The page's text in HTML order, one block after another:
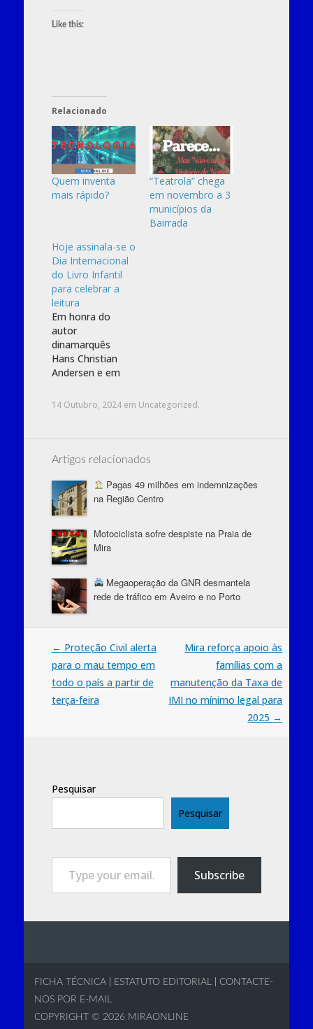
Like this:
Relacionado
Quem inventa
mais rápido?
“Teatrola” chega
em novembro a 3
municípios da
Bairrada
Hoje assinala-se o
Dia Internacional
do Livro Infantil
para celebrar a
leitura
Em honra do
autor
dinamarquês
Hans Christian
Andersen e em
importância da
Dia Internacional
ideia de que as
histórias para
crianças têm
todas algo em
comum, mesmo
que sejam
narradas em
línguas e culturas
diferentes,
domina…
14 Outubro, 2024em Uncategorized.
Artigos relacionados
Pagas 49 milhões em indemnizações
na Região Centro
Motociclista sofre despiste na Praia de
Mira
Megaoperação da GNR desmantela
rede de tráfico em Aveiro e no Porto
Post
navigation
← Proteção Civil alerta
para o mau tempo em
todo o país a partir de
terça-feira
Mira reforça apoio às
famílias com a
manutenção da Taxa de
IMI no mínimo legal para
2025 →
Pesquisar
Pesquisar
Type your email…
Subscribe
FICHA TÉCNICA| ESTATUTO EDITORIAL| CONTACTE-
NOS POR E-MAIL
COPYRIGHT © 2026MIRAONLINE